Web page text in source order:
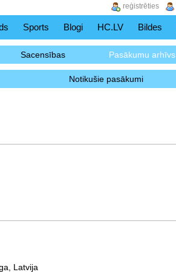
Sports Blogi HC.LV Bildes
Sacensības Pasākumu arhīvs
Notikušie pasākumi
Latvija
reģistrēties